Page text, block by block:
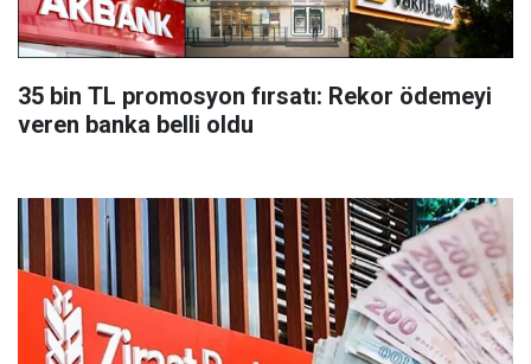
35 bin TL promosyon fırsatı: Rekor ödemeyi
veren banka belli oldu